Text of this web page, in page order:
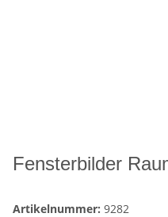
Fensterbilder
Artikelnummer: 9282